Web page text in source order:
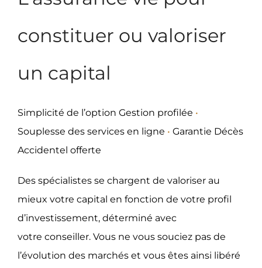
constituer ou valoriser
un capital
Simplicité de l’option Gestion profilée •
Souplesse des services en ligne • Garantie Décès
Accidentel offerte
Des spécialistes se chargent de valoriser au
mieux votre capital en fonction de votre profil
d’investissement, déterminé avec
votre conseiller. Vous ne vous souciez pas de
l’évolution des marchés et vous êtes ainsi libéré